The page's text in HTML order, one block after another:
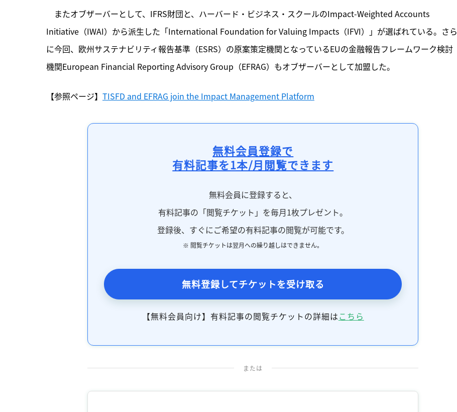
またオブザーバーとして、IFRS財団と、ハーバード・ビジネス・スクールのImpact-Weighted Accounts
Initiative（IWAI）から派生した「International Foundation for Valuing Impacts（IFVI）」が選ばれている。さら
に今回、欧州サステナビリティ報告基準（ESRS）の原案策定機関となっているEUの金融報告フレームワーク検討
機関European Financial Reporting Advisory Group（EFRAG）もオブザーバーとして加盟した。
【参照ページ】 TISFD and EFRAG join the Impact Management Platform
無料会員登録で
有料記事を1本/月閲覧できます
無料会員に登録すると、
有料記事の「閲覧チケット」を毎月1枚プレゼント。
登録後、すぐにご希望の有料記事の閲覧が可能です。
※ 閲覧チケットは翌月への繰り越しはできません。
無料登録してチケットを受け取る
【無料会員向け】有料記事の閲覧チケットの詳細はこちら
または